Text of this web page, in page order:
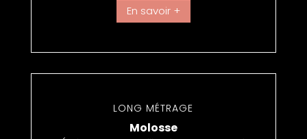
En savoir +
LONG MÉTRAGE
Molosse